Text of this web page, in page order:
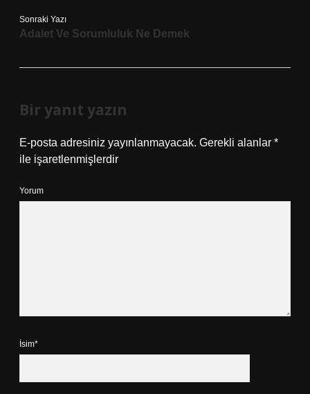
Sonraki Yazı
Adalet Ve Sorumluluk Ne Demek
Bir yanıt yazın
E-posta adresiniz yayınlanmayacak. Gerekli alanlar *
ile işaretlenmişlerdir
Yorum
İsim*